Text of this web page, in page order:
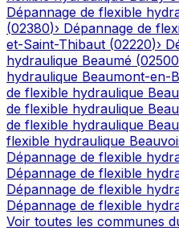
Dépannage de flexible
(02380)› Dépannage de
et-Saint-Thibaut (02220)›
hydraulique Beaumé (02500
hydraulique Beaumont-en-
de flexible hydraulique
de flexible hydraulique
de flexible hydraulique
flexible hydraulique
Dépannage de flexible
Dépannage de flexible
Dépannage de flexible
Dépannage de flexible
Voir toutes les communes